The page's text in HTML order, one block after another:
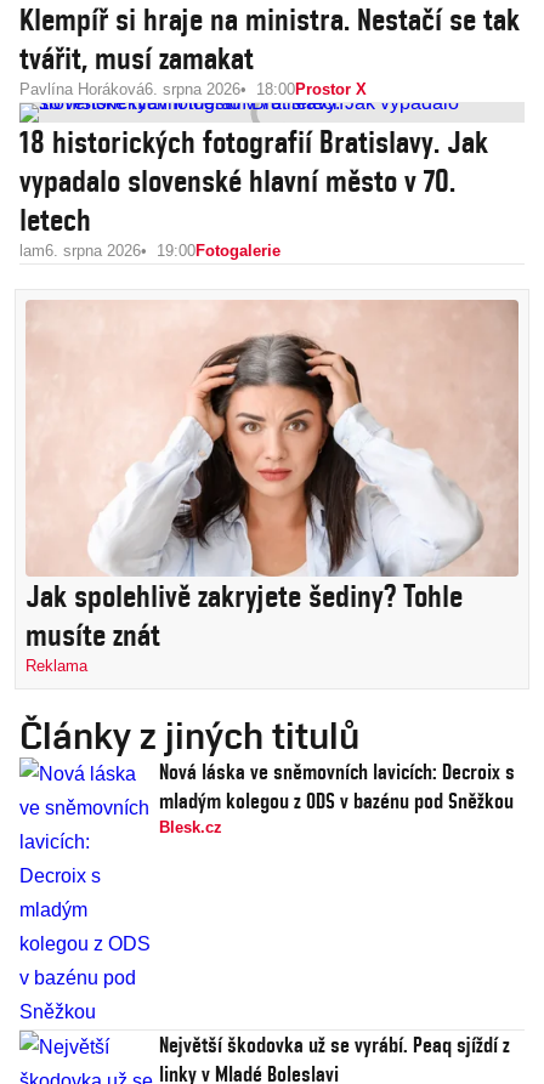
Klempíř si hraje na ministra. Nestačí se tak
tvářit, musí zamakat
Pavlína Horáková6. srpna 2026 18:00Prostor X
18 historických fotografií Bratislavy. Jak
vypadalo slovenské hlavní město v 70.
letech
lam6. srpna 2026 19:00Fotogalerie
Jak spolehlivě zakryjete šediny? Tohle
musíte znát
Reklama
Články z jiných titulů
Nová láska ve sněmovních lavicích: Decroix s
mladým kolegou z ODS v bazénu pod Sněžkou
Blesk.cz
Největší škodovka už se vyrábí. Peaq sjíždí z
linky v Mladé Boleslavi